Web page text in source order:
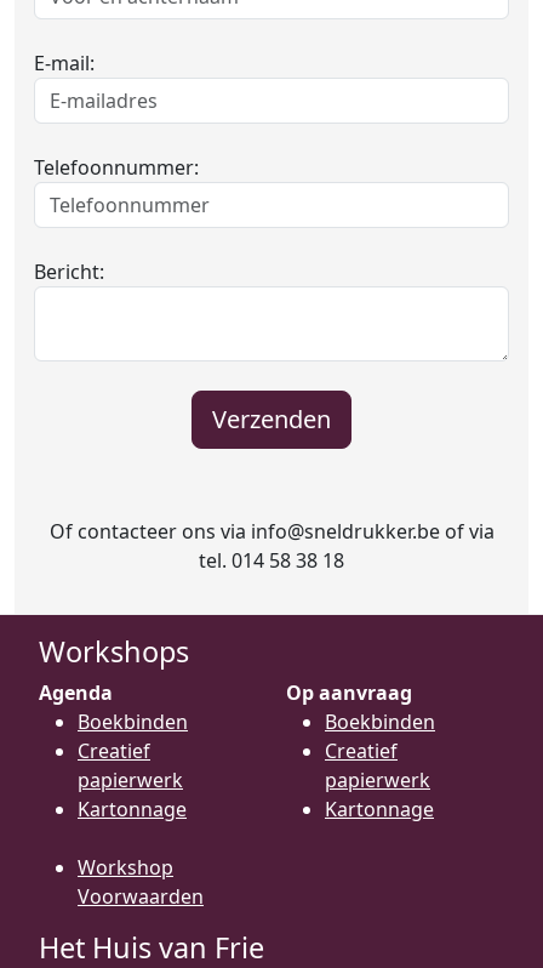
E-mail:
Telefoonnummer:
Bericht:
Of contacteer ons via info@sneldrukker.be of via
tel. 014 58 38 18
Workshops
Agenda
Boekbinden
Creatief
papierwerk
Kartonnage
Op aanvraag
Boekbinden
Creatief
papierwerk
Kartonnage
Workshop
Voorwaarden
Het Huis van Frie